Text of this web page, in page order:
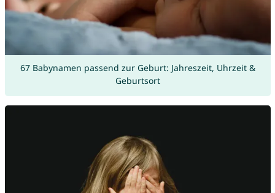
67 Babynamen passend zur Geburt: Jahreszeit, Uhrzeit &
Geburtsort